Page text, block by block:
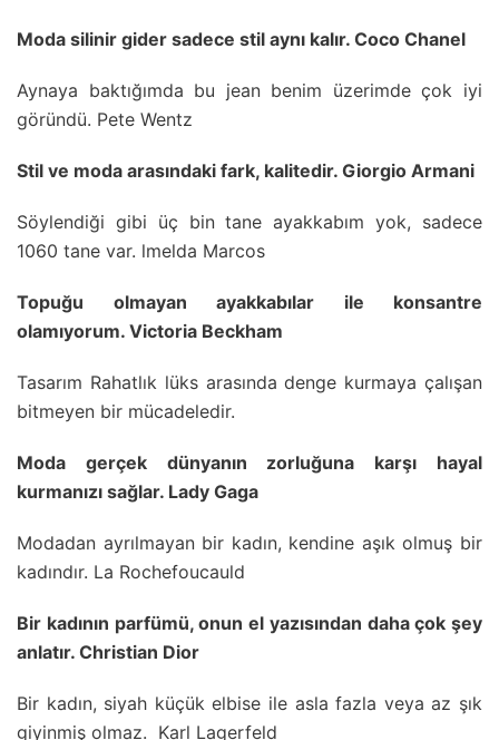
Moda silinir gider sadece stil aynı kalır. Coco Chanel
Aynaya baktığımda bu jean benim üzerimde çok iyi
göründü. Pete Wentz
Stil ve moda arasındaki fark, kalitedir. Giorgio Armani
Söylendiği gibi üç bin tane ayakkabım yok, sadece
1060 tane var. lmelda Marcos
Topuğu olmayan ayakkabılar ile konsantre
olamıyorum. Victoria Beckham
Tasarım Rahatlık lüks arasında denge kurmaya çalışan
bitmeyen bir mücadeledir.
Moda gerçek dünyanın zorluğuna karşı hayal
kurmanızı sağlar. Lady Gaga
Modadan ayrılmayan bir kadın, kendine aşık olmuş bir
kadındır. La Rochefoucauld
Bir kadının parfümü, onun el yazısından daha çok şey
anlatır. Christian Dior
Bir kadın, siyah küçük elbise ile asla fazla veya az şık
giyinmiş olmaz. Karl Lagerfeld